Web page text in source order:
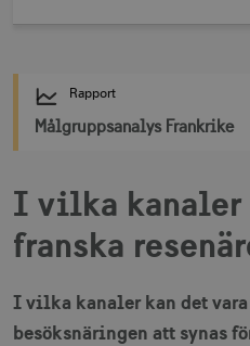
Rapport
Målgruppsanalys Frankrike
I vilka kanaler
franska
I vilka kanaler kan det
besöksnäringen att synas